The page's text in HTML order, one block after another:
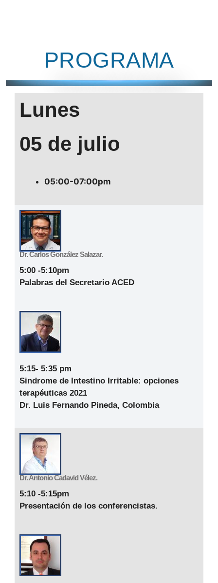
PROGRAMA
Lunes
05 de julio
05:00-07:00pm
Dr. Carlos González Salazar.
5:00 -5:10pm
Palabras del Secretario ACED
5:15- 5:35 pm
Sindrome de Intestino Irritable: opciones
terapéuticas 2021
Dr. Luis Fernando Pineda, Colombia
Dr. Antonio Cadavid Vélez.
5:10 -5:15pm
Presentación de los conferencistas.